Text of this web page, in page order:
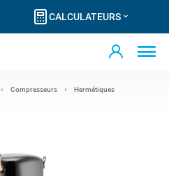
CALCULATEURS
Compresseurs Hermétiques